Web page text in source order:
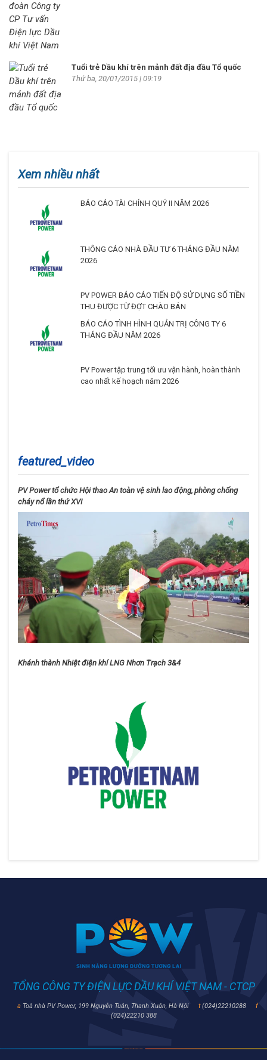
Tuổi trẻ Dầu khí trên mảnh đất địa đầu Tổ quốc
Thứ ba, 20/01/2015 | 09:19
Xem nhiều nhất
BÁO CÁO TÀI CHÍNH QUÝ II NĂM 2026
THÔNG CÁO NHÀ ĐẦU TƯ 6 THÁNG ĐẦU NĂM
2026
PV POWER BÁO CÁO TIẾN ĐỘ SỬ DỤNG SỐ TIỀN
THU ĐƯỢC TỪ ĐỢT CHÀO BÁN
PV Power tập trung tối ưu vận hành, hoàn thành
featured_video
PV Power tổ chức Hội thao An toàn vệ sinh lao động, phòng chống
cháy nổ lần thứ XVI
TỔNG CÔNG TY ĐIỆN LỰC DẦU KHÍ VIỆT NAM - CTCP